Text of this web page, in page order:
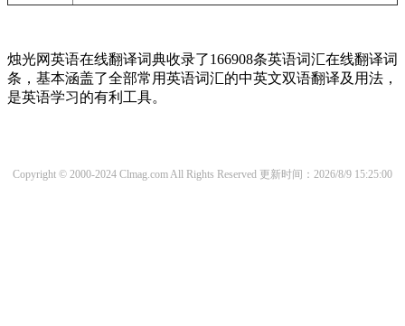
烛光网英语在线翻译词典收录了166908条英语词汇在线翻译词
条，基本涵盖了全部常用英语词汇的中英文双语翻译及用法，
是英语学习的有利工具。
Copyright © 2000-2024 Clmag.com All Rights Reserved 更新时间：2026/8/9 15:25:00